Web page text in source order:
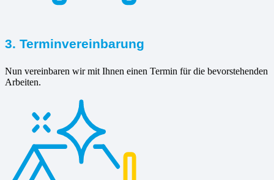
3. Terminvereinbarung
Nun vereinbaren wir mit Ihnen einen Termin für die bevorstehenden
Arbeiten.